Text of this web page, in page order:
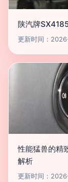
陕汽牌
更新时间：
性能猛兽的精
解析
更新时间：